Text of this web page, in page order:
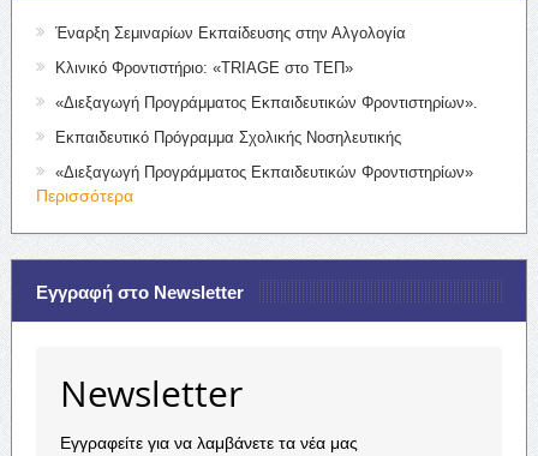
Έναρξη Σεμιναρίων Εκπαίδευσης στην Αλγολογία
Κλινικό Φροντιστήριο: «TRIAGE στο ΤΕΠ»
«Διεξαγωγή Προγράμματος Εκπαιδευτικών Φροντιστηρίων».
Εκπαιδευτικό Πρόγραμμα Σχολικής Νοσηλευτικής
«Διεξαγωγή Προγράμματος Εκπαιδευτικών Φροντιστηρίων»
Περισσότερα
Εγγραφή στο Newsletter
Newsletter
Εγγραφείτε για να λαμβάνετε τα νέα μας